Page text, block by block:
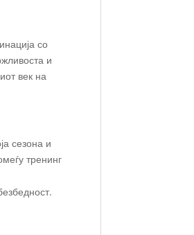
со
и
век на
сезона и
тренинг